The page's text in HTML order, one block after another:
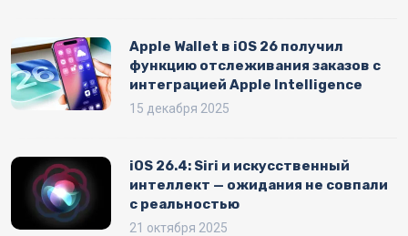
Apple Wallet в iOS 26 получил
функцию отслеживания заказов с
интеграцией Apple Intelligence
15 декабря 2025
iOS 26.4: Siri и искусственный
интеллект — ожидания не совпали
с реальностью
21 октября 2025